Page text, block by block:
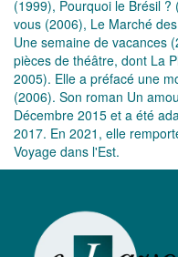
(1999), Pourquoi le Brésil ?
vous (2006), Le Marché
Une semaine de vacances
pièces de théâtre, dont La
2005). Elle a préfacé une
(2006). Son roman Un
Décembre 2015 et a été
2017. En 2021, elle
Voyage dans l'Est.